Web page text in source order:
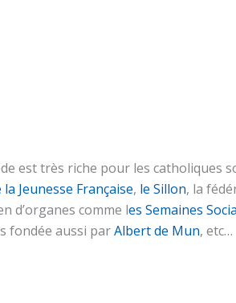
est très riche pour les catholiques
Jeunesse Française, le Sillon, la
d’organes comme les Semaines
fondée aussi parAlbert de Mun, etc…